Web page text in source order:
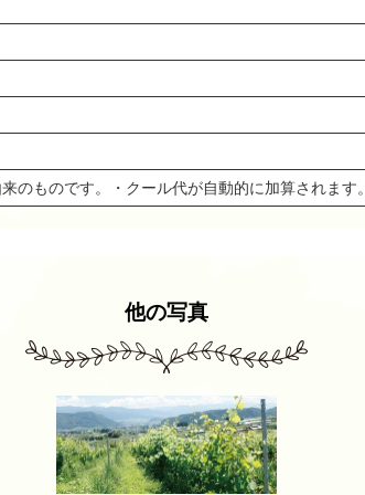
のものです。・クール代が自動的に加算されます。
他の写真